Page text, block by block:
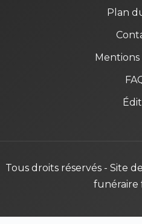
Plan
Mentions
Tous droits réservés - Site
funéraire